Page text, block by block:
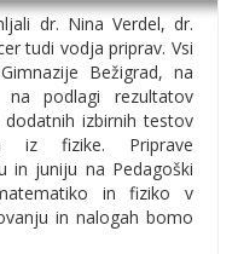
dr. Nina Verdel, dr.
tudi vodja priprav. Vsi
Bežigrad, na
podlagi rezultatov
izbirnih testov
iz fizike. Priprave
in juniju na Pedagoški
in fiziko v
in nalogah bomo